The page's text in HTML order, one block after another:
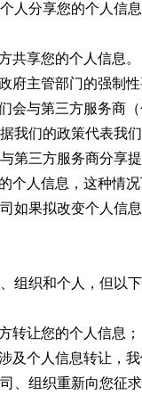
人分享您的个人信
享您的个人信息。
主管部门的强制
与第三方服务商
我们的政策代表我
第三方服务商分享
人信息，这种情
如果拟改变个人信
组织和个人，但以
让您的个人信息；
个人信息转让，
、组织重新向您征